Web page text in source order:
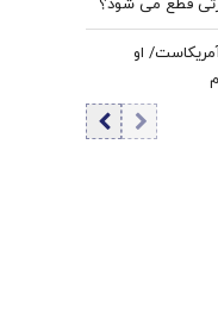
قطع می شود؟
او